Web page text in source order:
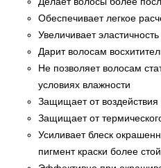
Обеспечивает легкое
Увеличивает
Дарит волосам
Не позволяет волосам
условиях влажности
Защищает от
Защищает от
Усиливает блеск
пигмент краски более